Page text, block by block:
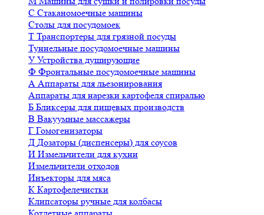
С Стаканомоечные машины
Столы для посудомоек
Т Транспортеры для грязной посуды
Туннельные посудомоечные машины
У Устройства душирующие
Ф Фронтальные посудомоечные машины
А Аппараты для льезонирования
Аппараты для нарезки картофеля спиралью
Б Бликсеры для пищевых производств
В Вакуумные массажеры
Г Гомогенизаторы
Д Дозаторы (диспенсеры) для соусов
И Измельчители для кухни
Измельчители отходов
Инъекторы для мяса
К Картофелечистки
Клипсаторы ручные для колбасы